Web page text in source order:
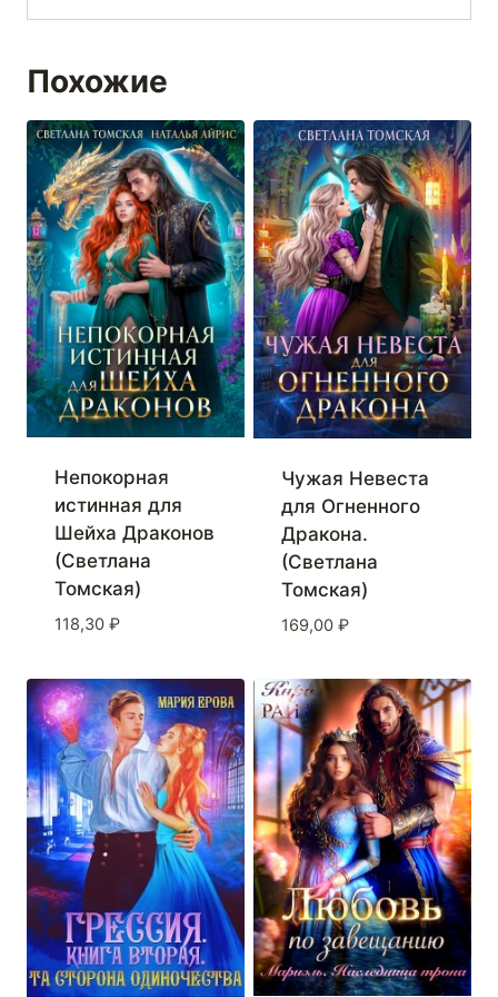
Похожие
Непокорная
истинная для
Шейха Драконов
(Светлана
Томская)
118,30 ₽
Чужая Невеста
для Огненного
Дракона.
(Светлана
Томская)
169,00 ₽